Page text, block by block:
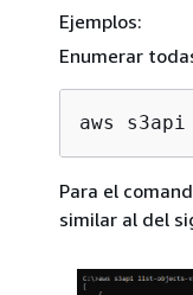
Ejemplos:
Enumerar
aws
Para el
similar al del